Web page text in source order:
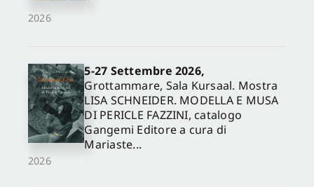
2026
2026
5-27 Settembre 2026,
Grottammare, Sala Kursaal. Mostra
LISA SCHNEIDER. MODELLA E MUSA
DI PERICLE FAZZINI, catalogo
Gangemi Editore a cura di
Mariaste...